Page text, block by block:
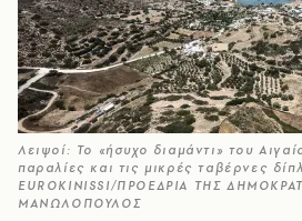
Λειψοί: Το «ήσυχο διαμάντι» του
παραλίες και τις μικρές ταβέρνες
EUROKINISSI/ΠΡΟΕΔΡΙΑ ΤΗΣ
ΜΑΝΩΛΟΠΟΥΛΟΣ